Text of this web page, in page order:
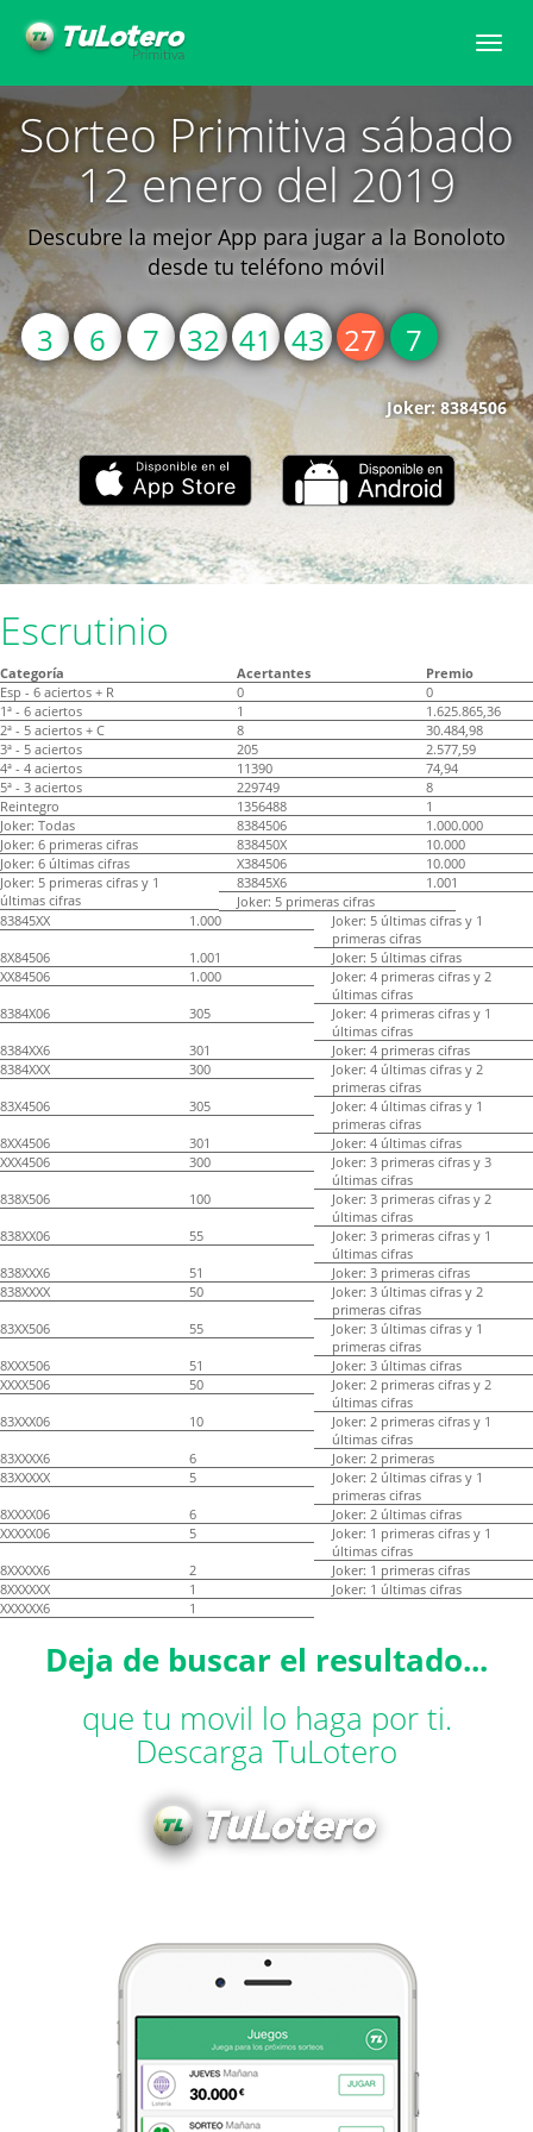
Toggle
Sorteo Primitiva sábado
12 enero del 2019
Descubre la mejor App para jugar a la Bonoloto
desde tu teléfono móvil
3 6 7 32 41 43 27 7
Joker: 8384506
Escrutinio
Categoría Acertantes
Premio
Esp - 6 aciertos + R
0
0
1ª - 6 aciertos
1
1.625.865,36
2ª - 5 aciertos + C
8
30.484,98
3ª - 5 aciertos
205
2.577,59
4ª - 4 aciertos
11390
74,94
5ª - 3 aciertos
229749
8
Reintegro
1356488
1
Joker: Todas
8384506
1.000.000
Joker: 6 primeras cifras
838450X
10.000
Joker: 6 últimas cifras
X384506
10.000
Joker: 5 primeras cifras y 1
últimas cifras
83845X6
1.001
Joker: 5 primeras cifras
83845XX
1.000
Joker: 5 últimas cifras y 1
primeras cifras
8X84506
1.001
Joker: 5 últimas cifras
XX84506
1.000
Joker: 4 primeras cifras y 2
últimas cifras
8384X06
305
Joker: 4 primeras cifras y 1
últimas cifras
8384XX6
301
Joker: 4 primeras cifras
8384XXX
300
Joker: 4 últimas cifras y 2
primeras cifras
83X4506
305
Joker: 4 últimas cifras y 1
primeras cifras
8XX4506
301
Joker: 4 últimas cifras
XXX4506
300
Joker: 3 primeras cifras y 3
últimas cifras
838X506
100
Joker: 3 primeras cifras y 2
últimas cifras
838XX06
55
Joker: 3 primeras cifras y 1
últimas cifras
838XXX6
51
Joker: 3 primeras cifras
838XXXX
50
Joker: 3 últimas cifras y 2
primeras cifras
83XX506
55
Joker: 3 últimas cifras y 1
primeras cifras
8XXX506
51
Joker: 3 últimas cifras
XXXX506
50
Joker: 2 primeras cifras y 2
últimas cifras
83XXX06
10
Joker: 2 primeras cifras y 1
últimas cifras
83XXXX6
6
Joker: 2 primeras
83XXXXX
5
Joker: 2 últimas cifras y 1
primeras cifras
8XXXX06
6
Joker: 2 últimas cifras
XXXXX06
5
Joker: 1 primeras cifras y 1
últimas cifras
8XXXXX6
2
Joker: 1 primeras cifras
8XXXXXX
1
Joker: 1 últimas cifras
XXXXXX6
1
Deja de buscar el resultado...
que tu movil lo haga por ti.
Descarga TuLotero